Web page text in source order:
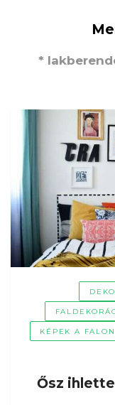
*
KÉPEK A FALON
Ősz